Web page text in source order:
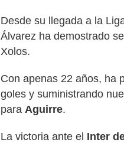
Desde su llegada a la
Álvarez ha demostrado
Xolos.
Con apenas 22 años, ha
goles y suministrando
para Aguirre.
La victoria ante el Inter